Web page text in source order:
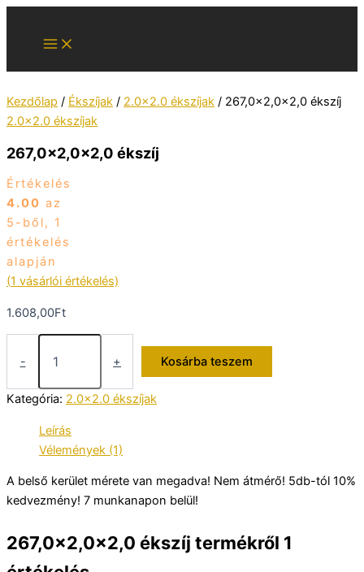
Kezdőlap / Ékszíjak / 2.0x2.0 ékszíjak / 267,0×2,0×2,0 ékszíj
2.0x2.0 ékszíjak
267,0×2,0×2,0 ékszíj
Értékelés
4.00 az
5-ből, 1
értékelés
alapján
(1 vásárlói értékelés)
1.608,00Ft
-
267,0×2,0×2,0
+ Kosárba teszem
Kategória: 2.0x2.0 ékszíjak
Leírás
Vélemények (1)
A belső kerület mérete van megadva! Nem átmérő! 5db-tól 10%
kedvezmény! 7 munkanapon belül!
267,0×2,0×2,0 ékszíj termékről 1